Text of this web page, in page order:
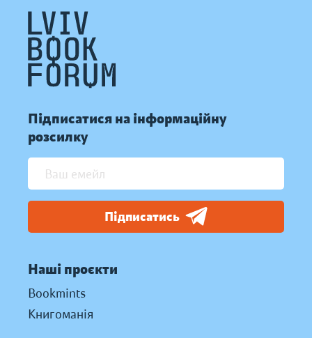
Підписатися на інформаційну
розсилку
Підписатись
Наші проєкти
Bookmints
Книгоманія